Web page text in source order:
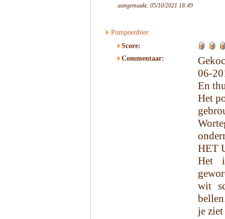
aangemaakt: 05/10/2021 18:49
Pompoenbier
Score:
Commentaar:
06-
En
Het
HET
Het
wit
je